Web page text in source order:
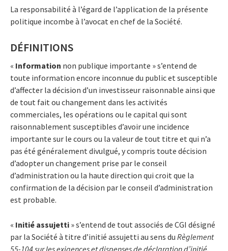
La responsabilité à l’égard de l’application de la présente
politique incombe à l’avocat en chef de la Société.
DÉFINITIONS
« Information non publique importante » s’entend de
toute information encore inconnue du public et susceptible
d’affecter la décision d’un investisseur raisonnable ainsi que
de tout fait ou changement dans les activités
commerciales, les opérations ou le capital qui sont
raisonnablement susceptibles d’avoir une incidence
importante sur le cours ou la valeur de tout titre et qui n’a
pas été généralement divulgué, y compris toute décision
d’adopter un changement prise par le conseil
d’administration ou la haute direction qui croit que la
confirmation de la décision par le conseil d’administration
est probable.
« Initié assujetti » s’entend de tout associés de CGI désigné
par la Société à titre d’initié assujetti au sens du Règlement
55-104 sur les exigences et dispenses de déclaration d’initié.